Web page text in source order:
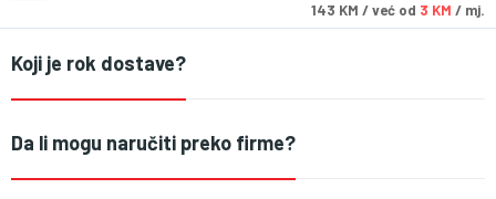
143 KM / već od 3 KM / mj.
Koji je rok dostave?
Da li mogu naručiti preko firme?